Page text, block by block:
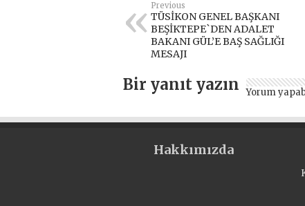
Previous
TÜSİKON GENEL BAŞKANI
BEŞİKTEPE`DEN ADALET
BAKANI GÜL’E BAŞ SAĞLIĞI
MESAJI
Bir yanıt yazın Yorum
Hakkımızda